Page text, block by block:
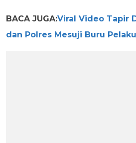
BACA JUGA:Viral Video Tapir
dan Polres Mesuji Buru Pelaku